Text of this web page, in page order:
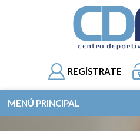
REGÍSTRATE
MENÚ PRINCIPAL